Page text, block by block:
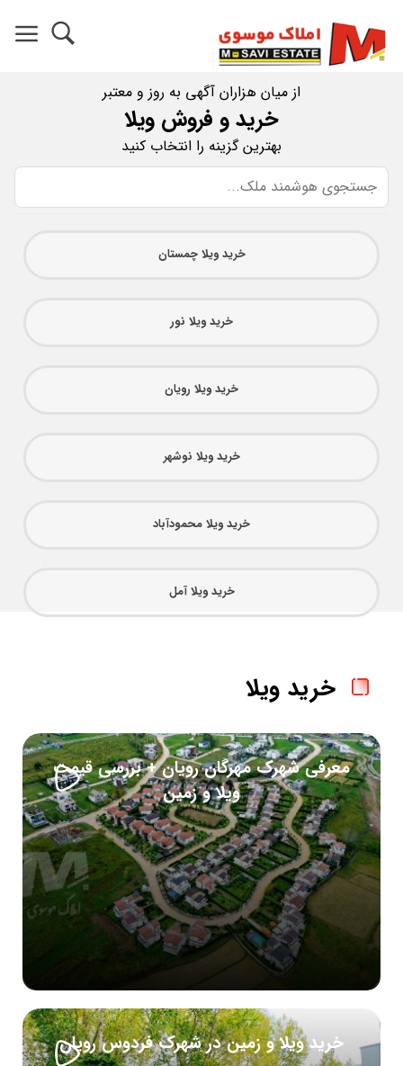
از میان هزاران آگهی به روز و معتبر
خرید و فروش ویلا
بهترین گزینه را انتخاب کنید
خرید ویلا چمستان
خرید ویلا نور
خرید ویلا رویان
خرید ویلا نوشهر
خرید ویلا محمودآباد
خرید ویلا آمل
خرید ویلا
معرفی شهرک مهرگان رویان + بررسی قیمت
ویلا و زمین
خرید ویلا و زمین در شهرک فردوس رویان